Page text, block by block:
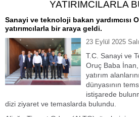
YATIRIMCILARLA
Sanayi ve teknoloji bakan yardımcısı
yatırımcılarla bir araya geldi.
23 Eylül 2025
T.C. Sanayi ve
Oruç Baba
yatırım
dünyasının
istişarede
dizi ziyaret ve temaslarda bulundu.